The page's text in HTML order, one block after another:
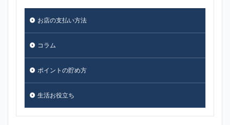
お店の支払い方法
コラム
ポイントの貯め方
生活お役立ち